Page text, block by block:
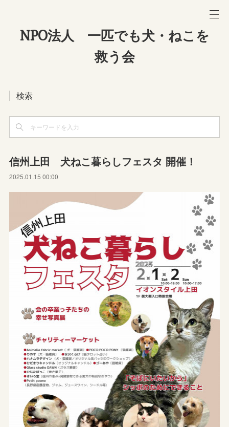
NPO法人 一匹でも犬・ねこを
救う会
検索
信州上田 犬ねこ暮らしフェスタ 開催！
2025.01.15 00:00